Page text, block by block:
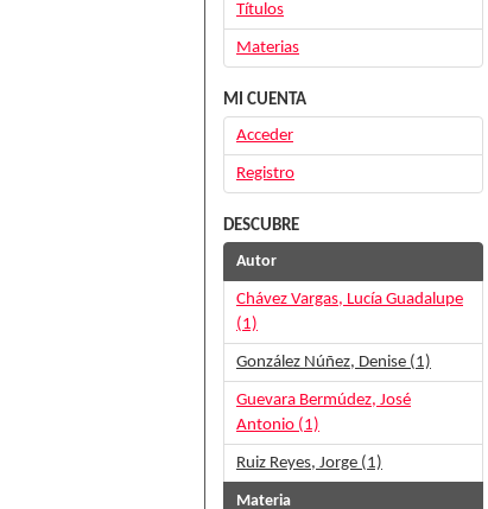
Títulos
Materias
MI CUENTA
Acceder
Registro
DESCUBRE
Autor
Chávez Vargas, Lucía Guadalupe
(1)
González Núñez, Denise (1)
Guevara Bermúdez, José
Antonio (1)
Ruiz Reyes, Jorge (1)
Materia